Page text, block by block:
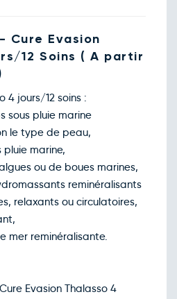
Cure Evasion
12 Soins ( A partir
4 jours/12 soins :
sous pluie marine
le type de peau,
pluie marine,
ou de boues marines,
reminéralisants
relaxants ou circulatoires,
mer reminéralisante.
Evasion Thalasso 4